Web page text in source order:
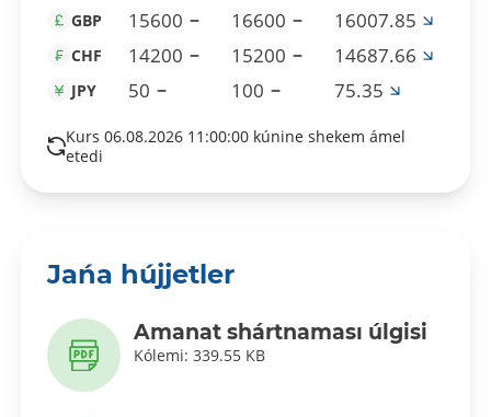
GBP 15600 16600 16007.85
CHF 14200 15200 14687.66
JPY 50 100 75.35
Kurs 06.08.2026 11:00:00 kúnine shekem ámel
etedi
Jańa hújjetler
Amanat shártnaması úlgisi
Kólemi: 339.55 KB